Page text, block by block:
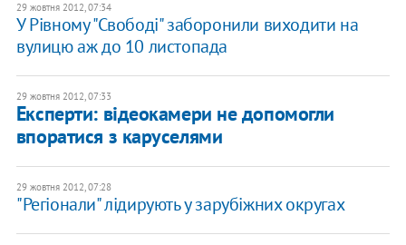
29 жовтня 2012, 07:34
У Рівному "Свободі" заборонили виходити на
вулицю аж до 10 листопада
29 жовтня 2012, 07:33
Експерти: відеокамери не допомогли
впоратися з каруселями
29 жовтня 2012, 07:28
"Регіонали" лідирують у зарубіжних округах